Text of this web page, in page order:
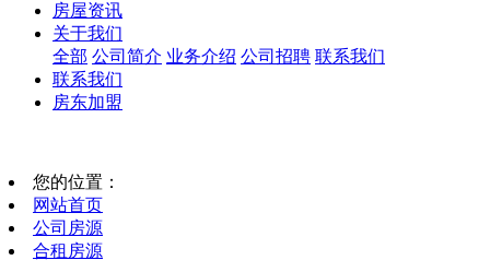
房屋资讯
关于我们
全部 公司简介 业务介绍 公司招聘 联系我们
联系我们
房东加盟
您的位置：
网站首页
公司房源
合租房源